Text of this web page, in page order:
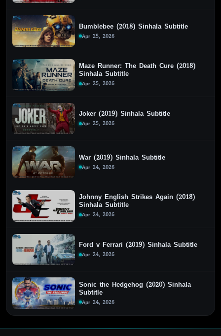
Bumblebee (2018) Sinhala Subtitle
Apr 25, 2026
Maze Runner: The Death Cure (2018)
Sinhala Subtitle
Apr 25, 2026
Joker (2019) Sinhala Subtitle
Apr 25, 2026
War (2019) Sinhala Subtitle
Apr 24, 2026
Johnny English Strikes Again (2018)
Sinhala Subtitle
Apr 24, 2026
Ford v Ferrari (2019) Sinhala Subtitle
Apr 24, 2026
Sonic the Hedgehog (2020) Sinhala
Subtitle
Apr 24, 2026